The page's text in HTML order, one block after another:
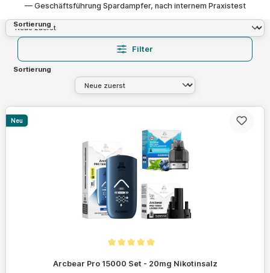
— Geschäftsführung Spardampfer, nach internem Praxistest
Sortierung
Filter
Sortierung
Neu
Arcbear Pro 15000 Set - 20mg Nikotinsalz